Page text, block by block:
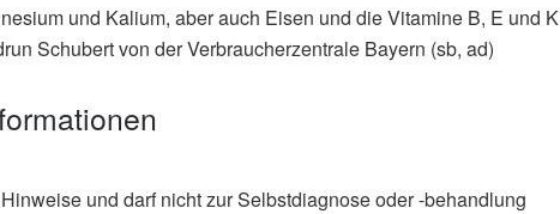
und Kalium, aber auch Eisen und die Vitamine B, E und K
Schubert von der Verbraucherzentrale Bayern (sb, ad)
und darf nicht zur Selbstdiagnose oder -behandlung